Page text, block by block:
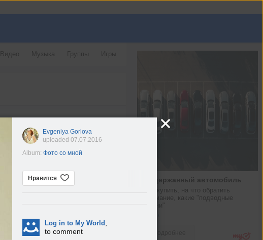
Видео Музыка Группы Игры
Подержанный автомобиль
Как купить, на что обратить
внимание, какие "подводные
камни"
Evgeniya Gorlova
uploaded 07.07.2016
Album: Фото со мной
Нравится
Log in to My World
to comment